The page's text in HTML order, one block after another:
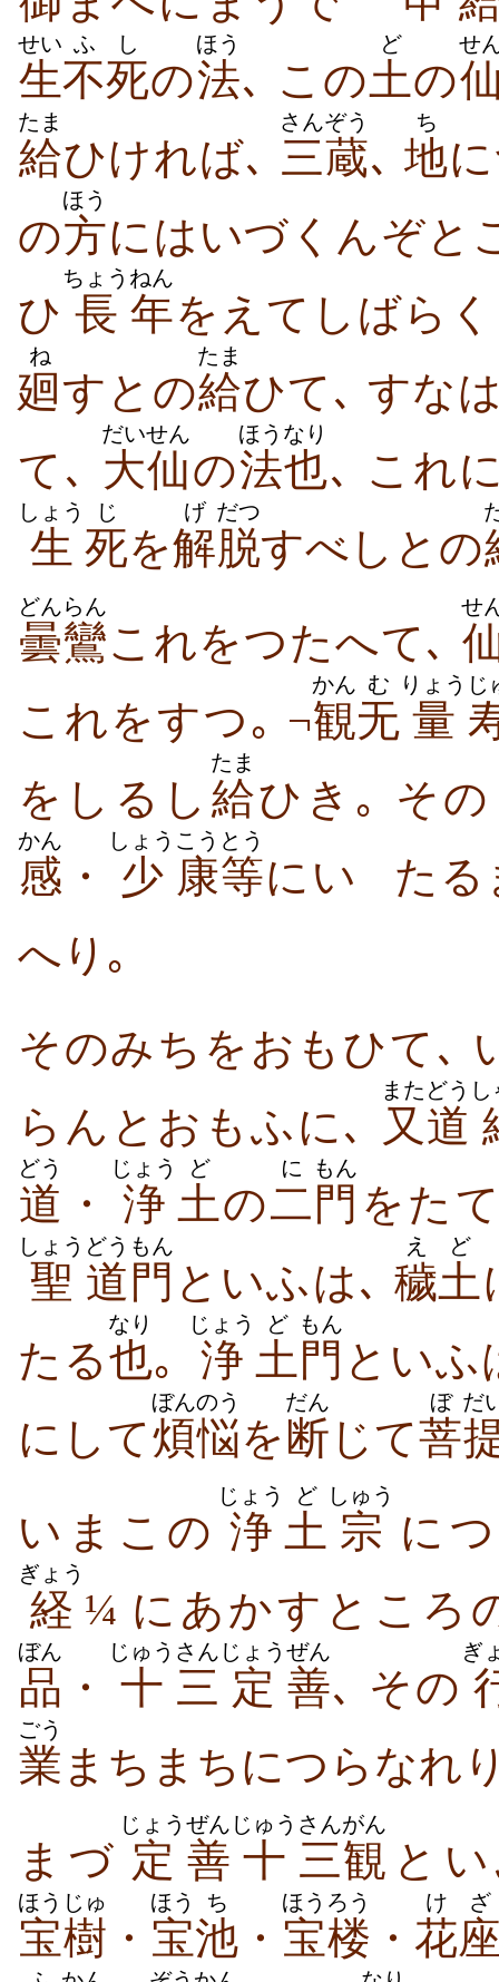
生
せい
不死
ふし
の法
ほう
､ この土
ど
の
せ
給
たま
ひければ､ 三蔵
さんぞう
､ 地
ち
の方
ほう
にはいづくんぞと
ひ 長
ちょう
年
ねん
をえてしばら
廻
ね
すとの給
たま
ひて､ すな
て､ 大仙
だいせん
の法
ほう
也
なり
､ これ
生
しょう
死
じ
を解
げ
脱
だつ
すべしとの
曇鸞
どんらん
これをつたへて､
せ
これをすつ｡ ¬観
かん
无
む
量
りょう じ
をしるし 給
たま
ひき｡ そ
感
かん
・ 少
しょう
康
こう
等
とう
にい
たる
へり｡
そのみちをおもひて､
らんとおもふに､
又
また
道
どう
道
どう
・ 浄
じょう
土
ど
の二
に
門
もん
をた
聖
しょう
道
どう
門
もん
といふは､ 穢土
えど
たる也
なり
｡ 浄
じょう
土
ど
門
もん
とい
にして煩悩
ぼんのう
を 断
だん
じて菩
ぼ だ
いまこの 浄
じょう
土
ど
宗
しゅう
に
経
ぎょう
¼ にあかすところ
品
ぼん
・ 十
じゅう
三
さん
定
じょう
善
ぜん
､ その
ぎ
業
ごう
まちまちにつらなれ
まづ 定
じょう
善
ぜん
十
じゅう
三観
さんがん
と
宝樹
ほうじゅ
・ 宝
ほう
池
ち
・ 宝楼
ほうろう
・ 花
けざ